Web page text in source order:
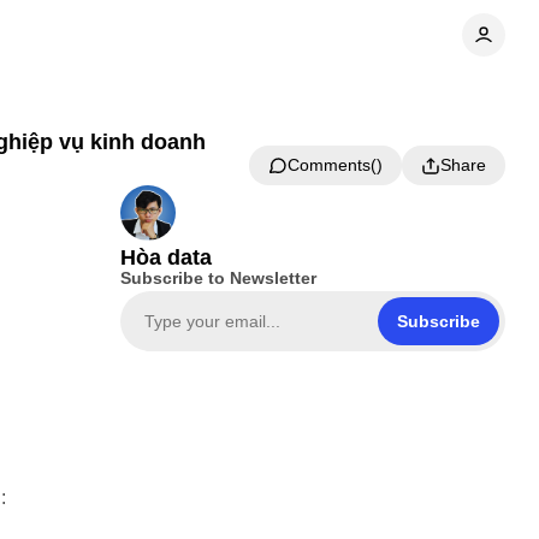
vụ kinh doanh
Comments Share
Hòa data
Subscribe to Newsletter
Subscribe